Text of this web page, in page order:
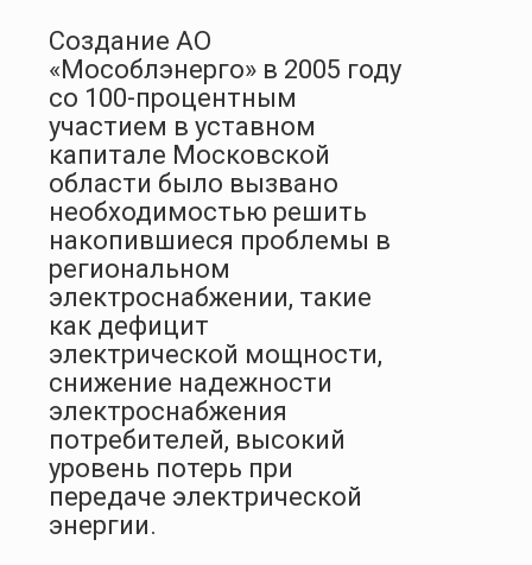
Создание АО
«Мособлэнерго» в 2005 году
со 100-процентным
участием в уставном
капитале Московской
области было вызвано
необходимостью решить
накопившиеся проблемы в
региональном
электроснабжении, такие
как дефицит
электрической мощности,
снижение надежности
электроснабжения
потребителей, высокий
уровень потерь при
передаче электрической
энергии.